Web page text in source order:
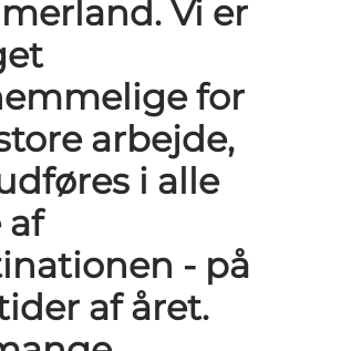
Vi er
for
arbejde,
i alle
af
- på
af året.